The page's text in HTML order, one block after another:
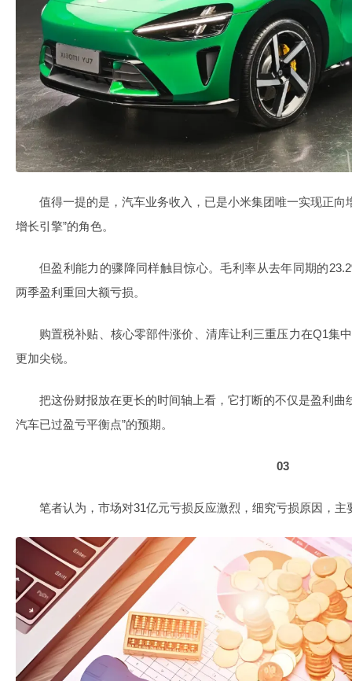
值得一提的是，汽车业务收入，已是小米集团唯一实现正向
增长引擎”的角色。
但盈利能力的骤降同样触目惊心。毛利率从去年同期的
两季盈利重回大额亏损。
购置税补贴、核心零部件涨价、清库让利三重压力在Q1集
更加尖锐。
把这份财报放在更长的时间轴上看，它打断的不仅是盈利曲
汽车已过盈亏平衡点”的预期。
03
笔者认为，市场对31亿元亏损反应激烈，细究亏损原因，主